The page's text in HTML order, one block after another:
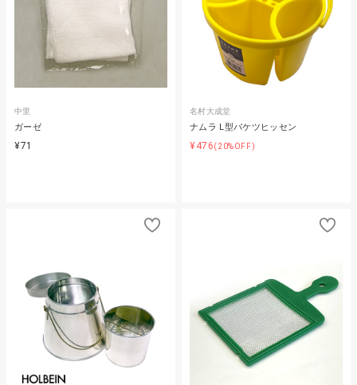
中里
ガーゼ
¥71
名村大成堂
ナムラ L型バケツヒッセン
¥476(20%OFF)